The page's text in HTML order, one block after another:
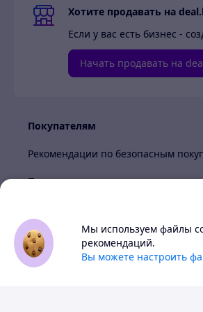
Хотите продавать на
Если у вас есть бизнес -
Начать продавать на
Покупателям
Рекомендации по безопасным
Пользовательское соглашение
Политика в отношении обработки
Deal.by
Все
Мы используем файлы
рекомендаций.
Вы можете настроить